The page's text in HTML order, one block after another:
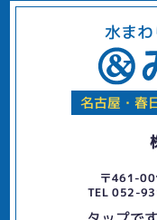
水ま
名古屋・春
〒461-
TEL 052-